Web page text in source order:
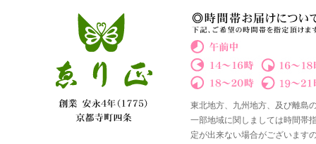
東北地方、九州地方、及び離島
一部地域に関しましては時間帯
定が出来ない場合がございます